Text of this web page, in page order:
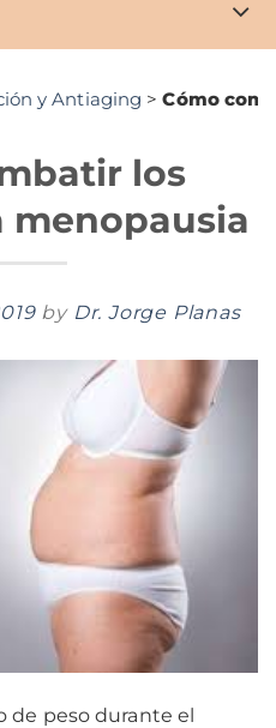
y Antiaging >Cómo
los
menopausia
by Dr. Jorge Planas
de peso durante el